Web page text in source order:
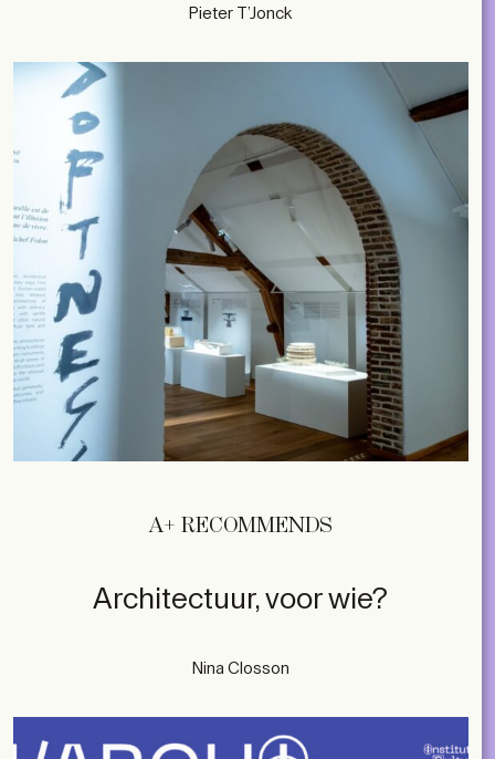
Pieter T’Jonck
A+ RECOMMENDS
Architectuur, voor wie?
Nina Closson